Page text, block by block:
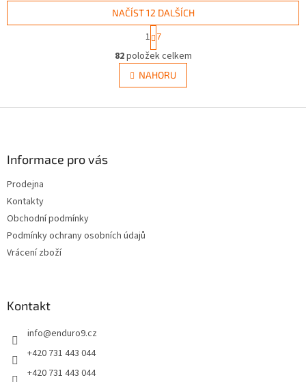
O
v
l
á
NAČÍST 12 DALŠÍCH
S
t
r
á
n
k
v
1 7
82položek celkem
NAHORU
Informace pro vás
Prodejna
Kontakty
Obchodní podmínky
Podmínky ochrany osobních údajů
Vrácení zboží
Kontakt
info@enduro9.cz
+420 731 443 044
+420 731 443 044